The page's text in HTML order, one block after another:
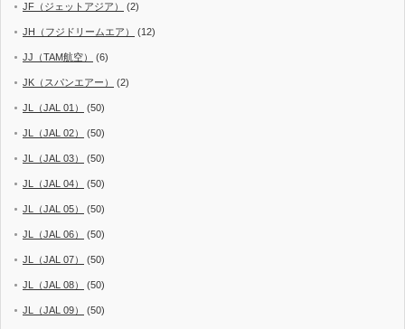
JF（ジェットアジア） (2)
JH（フジドリームエア） (12)
JJ（TAM航空） (6)
JK（スパンエアー） (2)
JL（JAL 01） (50)
JL（JAL 02） (50)
JL（JAL 03） (50)
JL（JAL 04） (50)
JL（JAL 05） (50)
JL（JAL 06） (50)
JL（JAL 07） (50)
JL（JAL 08） (50)
JL（JAL 09） (50)